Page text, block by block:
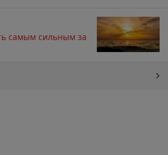
самым сильным за